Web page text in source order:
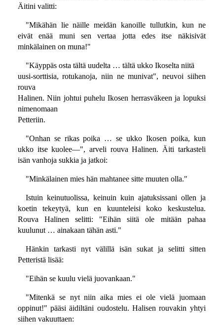
Äitini valitti:
"Mikähän lie näille meidän kanoille tullutkin, kun ne
eivät enää muni sen vertaa jotta edes itse näkisivät
minkälainen on muna!"
"Käyppäs osta tältä uudelta … tältä ukko Ikoselta niitä
uusi-sorttisia, rotukanoja, niin ne munivat", neuvoi siihen
rouva
Halinen. Niin johtui puhelu Ikosen herrasväkeen ja lopuksi
nimenomaan
Petteriin.
"Onhan se rikas poika … se ukko Ikosen poika, kun
ukko itse kuolee—", arveli rouva Halinen. Äiti tarkasteli
isän vanhoja sukkia ja jatkoi:
"Minkälainen mies hän mahtanee sitte muuten olla."
Istuin keinutuolissa, keinuin kuin ajatuksissani ollen ja
koetin tekeytyä, kun en kuunteleisi koko keskustelua.
Rouva Halinen selitti: "Eihän siitä ole mitään pahaa
kuulunut … ainakaan tähän asti."
Hänkin tarkasti nyt välillä isän sukat ja selitti sitten
Petteristä lisää:
"Eihän se kuulu vielä juovankaan."
"Mitenkä se nyt niin aika mies ei ole vielä juomaan
oppinut!" pääsi äidiltäni oudostelu. Halisen rouvakin yhtyi
siihen vakuuttaen: